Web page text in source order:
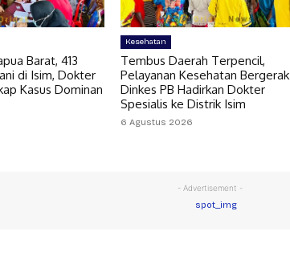
Barat, 413
di Isim, Dokter
Kasus Dominan
Kesehatan
Tembus Daerah Terpencil,
Pelayanan Kesehatan Bergerak
Dinkes PB Hadirkan Dokter
Spesialis ke Distrik Isim
6 Agustus 2026
- Advertisement -